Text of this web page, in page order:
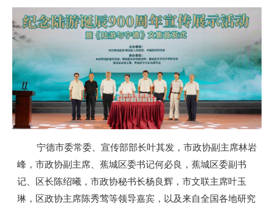
宁德市委常委、宣传部部长叶其发，市政协副主席林岩
峰，市政协副主席、蕉城区委书记何必良，蕉城区委副书
记、区长陈绍曦，市政协秘书长杨良辉，市文联主席叶玉
琳，区政协主席陈秀莺等领导嘉宾，以及来自全国各地研究